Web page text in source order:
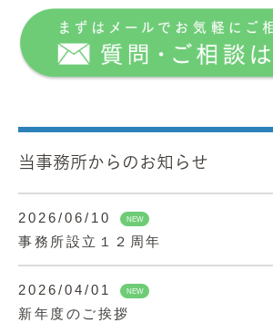
当事務所からのお知らせ
2026/06/10 NEW
事務所設立１２周年
2026/04/01 NEW
新年度のご挨拶